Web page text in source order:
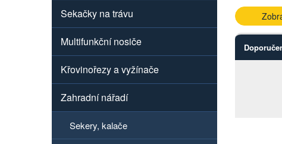
Sekačky na trávu
Multifunkční nosiče
Křovinořezy a vyžínače
Zahradní nářadí
Sekery, kalače